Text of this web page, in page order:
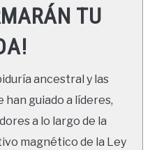
TU
ancestral y las
guiado a líderes,
a lo largo de la
magnético de la Ley